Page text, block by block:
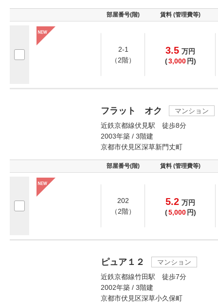
部屋番号(階) 賃料 (管理費等)
2-1
（2階）
3.5 万円
(3,000 円)
フラット オク
マンション
近鉄京都線伏見駅 徒歩8分
2003年築 / 3階建
京都市伏見区深草新門丈町
部屋番号(階) 賃料 (管理費等)
202
（2階）
5.2 万円
(5,000 円)
ピュア１２
マンション
近鉄京都線竹田駅 徒歩7分
2002年築 / 3階建
京都市伏見区深草小久保町